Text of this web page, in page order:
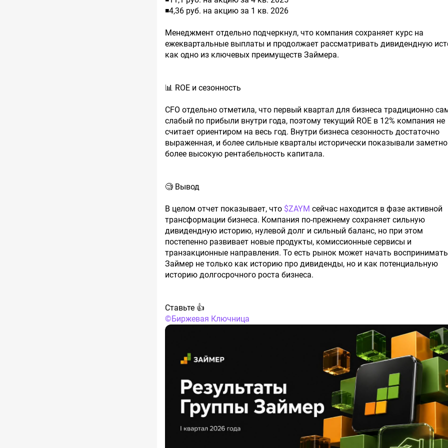
◾️4,36 руб. на акцию за 1 кв. 2026
Менеджмент отдельно подчеркнул, что компания сохраняет курс на
ежеквартальные выплаты и продолжает рассматривать дивидендную
как одно из ключевых преимуществ Займера.
📊 ROE и сезонность
CFO отдельно отметила, что первый квартал для бизнеса традиционно
слабый по прибыли внутри года, поэтому текущий ROE в 12% компания не
считает ориентиром на весь год. Внутри бизнеса сезонность достаточно
выраженная, и более сильные кварталы исторически показывали заметно
более высокую рентабельность капитала.
🧐 Вывод
В целом отчет показывает, что $ZAYM сейчас находится в фазе активной
трансформации бизнеса. Компания по-прежнему сохраняет сильную
дивидендную историю, нулевой долг и сильный баланс, но при этом
постепенно развивает новые продукты, комиссионные сервисы и
транзакционные направления. То есть рынок может начать воспринимать
Займер не только как историю про дивиденды, но и как потенциальную
историю долгосрочного роста бизнеса.
Ставьте 👍
©Биржевая Ключница